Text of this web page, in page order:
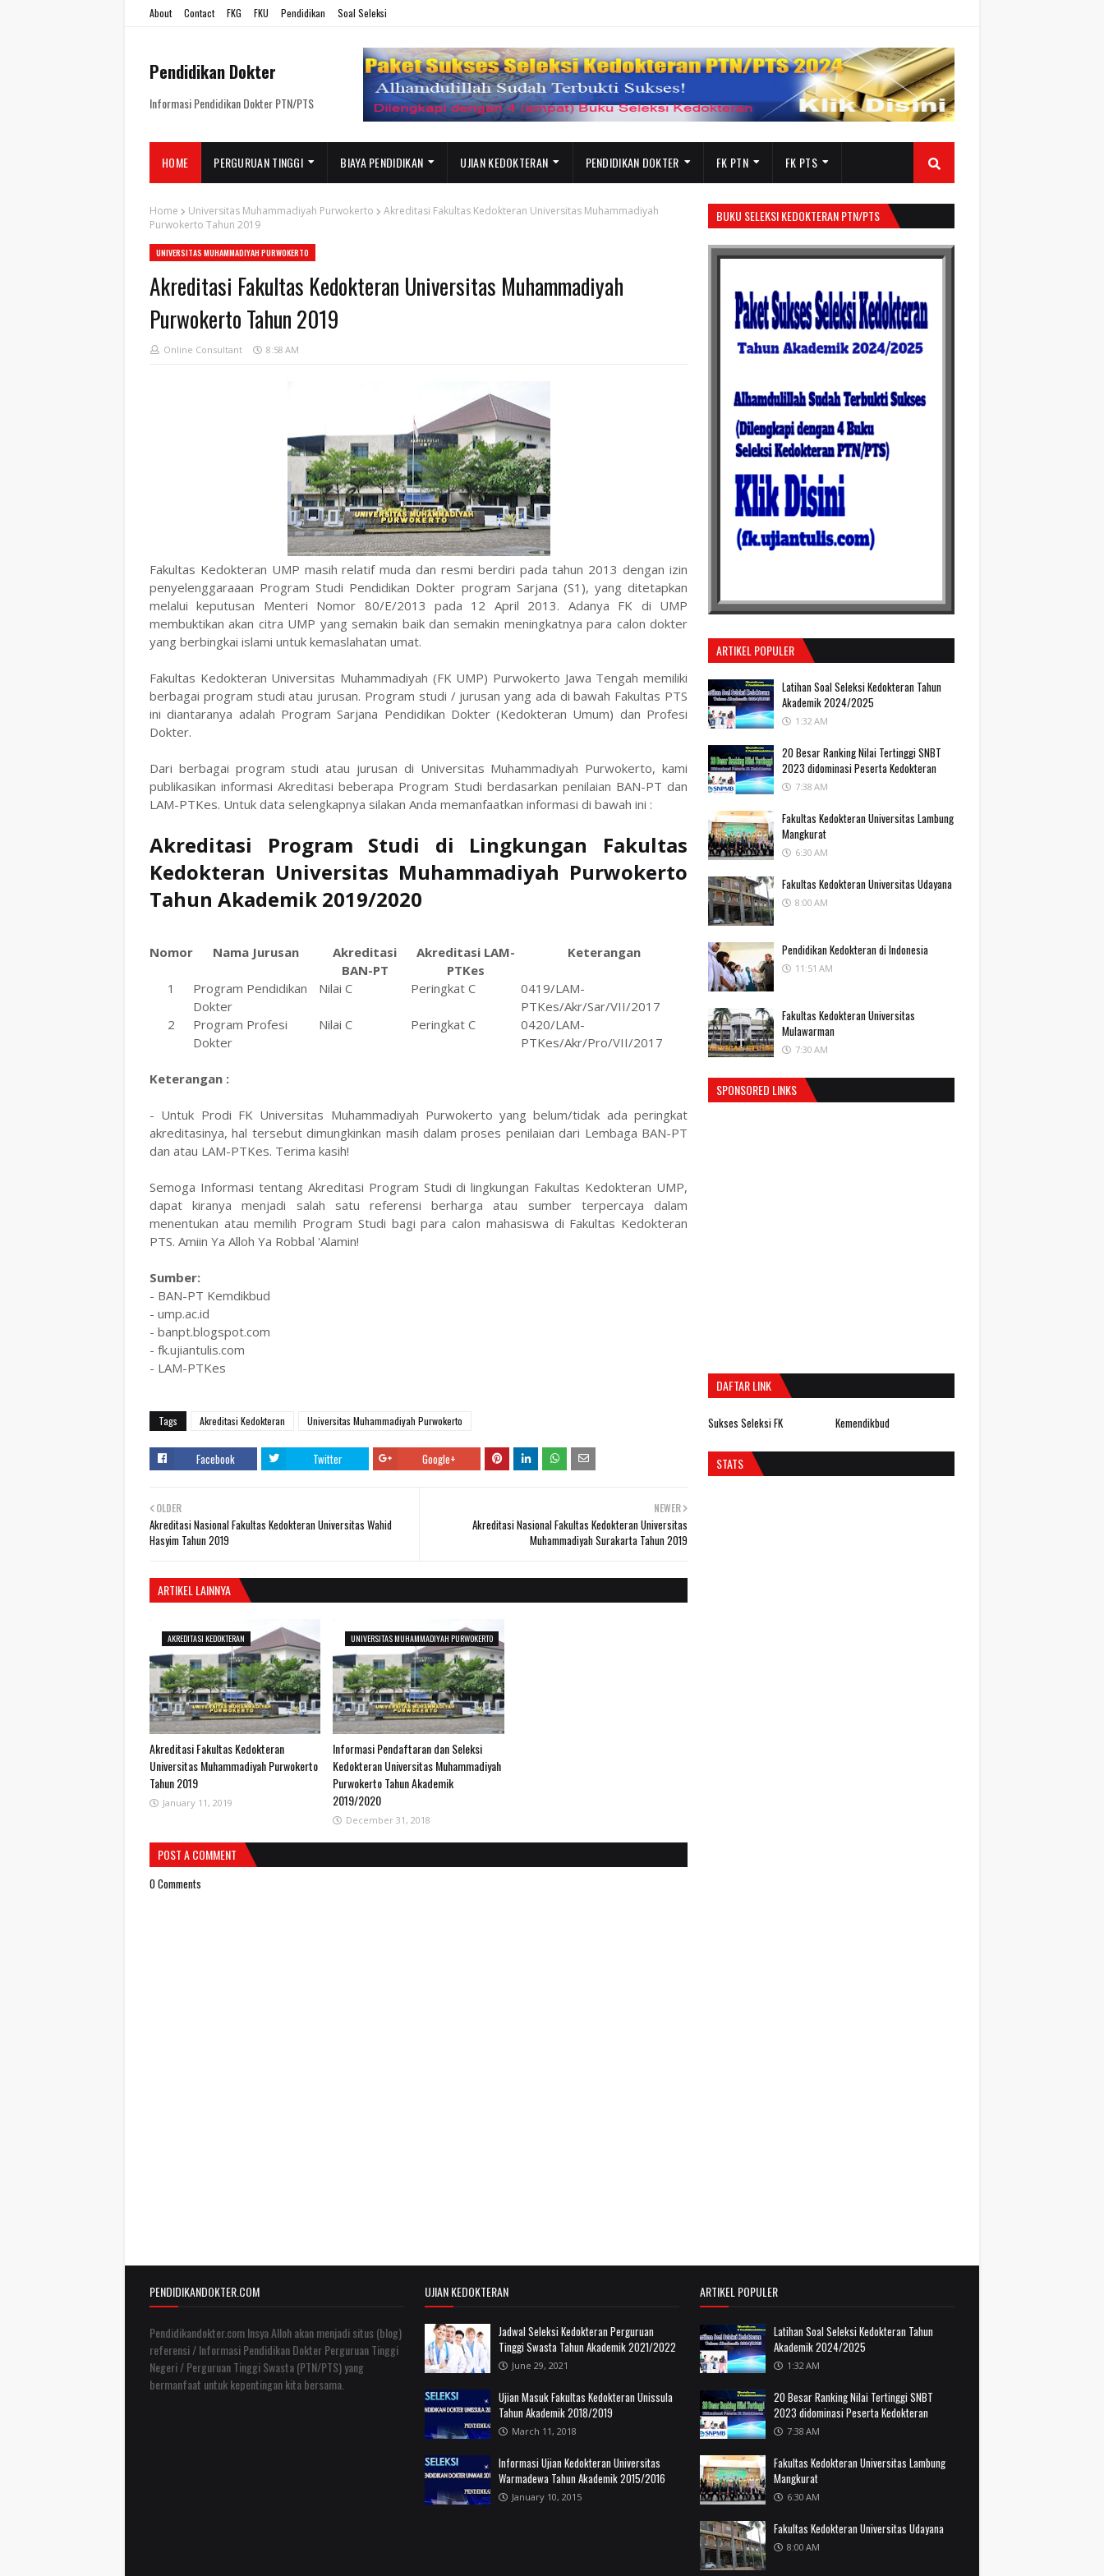
About Contact FKG FKU Pendidikan Soal Seleksi
Pendidikan Dokter
Informasi Pendidikan Dokter PTN/PTS
HOME PERGURUAN TINGGI BIAYA PENDIDIKAN UJIAN KEDOKTERAN PENDIDIKAN DOKTER FK PTN FK PTS
Home Universitas Muhammadiyah Purwokerto
Akreditasi Fakultas Kedokteran Universitas Muhammadiyah
Purwokerto Tahun 2019
UNIVERSITAS MUHAMMADIYAH PURWOKERTO
Akreditasi Fakultas Kedokteran Universitas Muhammadiyah
Purwokerto Tahun 2019
Online Consultant 8:58 AM
Fakultas Kedokteran UMP masih relatif muda dan resmi berdiri pada tahun 2013 dengan izin
penyelenggaraaan Program Studi Pendidikan Dokter program Sarjana (S1), yang ditetapkan
melalui keputusan Menteri Nomor 80/E/2013 pada 12 April 2013. Adanya FK di UMP
membuktikan akan citra UMP yang semakin baik dan semakin meningkatnya para calon dokter
yang berbingkai islami untuk kemaslahatan umat.
Fakultas Kedokteran Universitas Muhammadiyah (FK UMP) Purwokerto Jawa Tengah memiliki
berbagai program studi atau jurusan. Program studi / jurusan yang ada di bawah Fakultas PTS
ini diantaranya adalah Program Sarjana Pendidikan Dokter (Kedokteran Umum) dan Profesi
Dokter.
Dari berbagai program studi atau jurusan di Universitas Muhammadiyah Purwokerto, kami
publikasikan informasi Akreditasi beberapa Program Studi berdasarkan penilaian BAN-PT dan
LAM-PTKes. Untuk data selengkapnya silakan Anda memanfaatkan informasi di bawah ini :
Akreditasi Program Studi di Lingkungan Fakultas
Kedokteran Universitas Muhammadiyah Purwokerto
Tahun Akademik 2019/2020
Nomor Nama Jurusan
Akreditasi
BAN-PT
Akreditasi LAM-
PTKes
Keterangan
1
Program Pendidikan
Dokter
Nilai C Peringkat C
0419/LAM-
PTKes/Akr/Sar/VII/2017
2
Program Profesi
Dokter
Nilai C Peringkat C
0420/LAM-
PTKes/Akr/Pro/VII/2017
Keterangan :
- Untuk Prodi FK Universitas Muhammadiyah Purwokerto yang belum/tidak ada peringkat
akreditasinya, hal tersebut dimungkinkan masih dalam proses penilaian dari Lembaga BAN-PT
dan atau LAM-PTKes. Terima kasih!
Semoga Informasi tentang Akreditasi Program Studi di lingkungan Fakultas Kedokteran UMP,
dapat kiranya menjadi salah satu referensi berharga atau sumber terpercaya dalam
menentukan atau memilih Program Studi bagi para calon mahasiswa di Fakultas Kedokteran
PTS. Amiin Ya Alloh Ya Robbal 'Alamin!
Sumber:
- BAN-PT Kemdikbud
- ump.ac.id
- banpt.blogspot.com
- fk.ujiantulis.com
- LAM-PTKes
Tags Akreditasi Kedokteran Universitas Muhammadiyah Purwokerto
Facebook Twitter Google+
NEWER
Akreditasi Nasional Fakultas Kedokteran Universitas
Muhammadiyah Surakarta Tahun 2019
OLDER
Akreditasi Nasional Fakultas Kedokteran Universitas Wahid
Hasyim Tahun 2019
ARTIKEL LAINNYA
AKREDITASI KEDOKTERAN
Akreditasi Fakultas Kedokteran
Universitas Muhammadiyah Purwokerto
Tahun 2019
January 11, 2019
UNIVERSITAS MUHAMMADIYAH PURWOKERTO
Informasi Pendaftaran dan Seleksi
Kedokteran Universitas Muhammadiyah
Purwokerto Tahun Akademik
2019/2020
December 31, 2018
POST A COMMENT
0 Comments
BUKU SELEKSI KEDOKTERAN PTN/PTS
ARTIKEL POPULER
Latihan Soal Seleksi Kedokteran Tahun
Akademik 2024/2025
1:32 AM
20 Besar Ranking Nilai Tertinggi SNBT
2023 didominasi Peserta Kedokteran
7:38 AM
Fakultas Kedokteran Universitas Lambung
Mangkurat
6:30 AM
Fakultas Kedokteran Universitas Udayana
8:00 AM
Pendidikan Kedokteran di Indonesia
11:51 AM
Fakultas Kedokteran Universitas
Mulawarman
7:30 AM
SPONSORED LINKS
DAFTAR LINK
Sukses Seleksi FK Kemendikbud
STATS
PENDIDIKANDOKTER.COM
Pendidikandokter.com Insya Alloh akan menjadi situs (blog)
referensi / Informasi Pendidikan Dokter Perguruan Tinggi
Negeri / Perguruan Tinggi Swasta (PTN/PTS) yang
bermanfaat untuk kepentingan kita bersama.
UJIAN KEDOKTERAN
Jadwal Seleksi Kedokteran Perguruan
Tinggi Swasta Tahun Akademik 2021/2022
June 29, 2021
Ujian Masuk Fakultas Kedokteran Unissula
Tahun Akademik 2018/2019
March 11, 2018
Informasi Ujian Kedokteran Universitas
Warmadewa Tahun Akademik 2015/2016
January 10, 2015
ARTIKEL POPULER
Latihan Soal Seleksi Kedokteran Tahun
Akademik 2024/2025
1:32 AM
20 Besar Ranking Nilai Tertinggi SNBT
2023 didominasi Peserta Kedokteran
7:38 AM
Fakultas Kedokteran Universitas Lambung
Mangkurat
6:30 AM
Fakultas Kedokteran Universitas Udayana
8:00 AM